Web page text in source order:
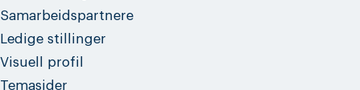
Samarbeidspartnere
Ledige stillinger
Visuell profil
Temasider